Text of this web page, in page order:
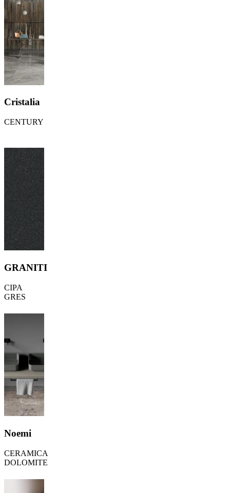
Cristalia
CENTURY
GRANITI
CIPA
GRES
Noemi
CERAMICA
DOLOMITE